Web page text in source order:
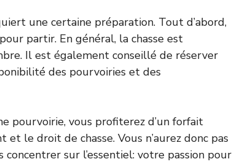
une certaine préparation. Tout d’abord,
partir. En général, la chasse est
Il est également conseillé de réserver
des pourvoiries et des
pourvoirie, vous profiterez d’un forfait
le droit de chasse. Vous n’aurez donc pas
sur l’essentiel: votre passion pour